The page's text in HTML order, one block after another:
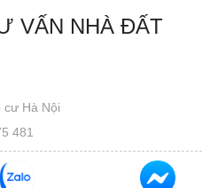
VẤN NHÀ ĐẤT
cư Hà Nội
481